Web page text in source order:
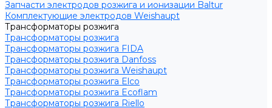
Запчасти электродов розжига и ионизации Baltur
Комплектующие электродов Weishaupt
Трансформаторы розжига
Трансформаторы розжига
Трансформаторы розжига FIDA
Трансформаторы розжига Danfoss
Трансформаторы розжига Weishaupt
Трансформаторы розжига Elco
Трансформаторы розжига Ecoflam
Трансформаторы розжига Riello